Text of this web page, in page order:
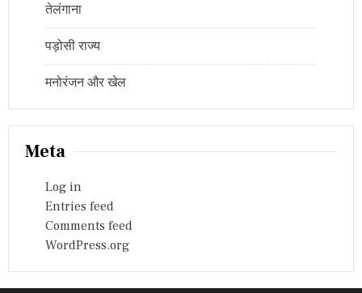
तेलंगाना
पड़ोसी राज्य
मनोरंजन और खेल
Meta
Log in
Entries feed
Comments feed
WordPress.org